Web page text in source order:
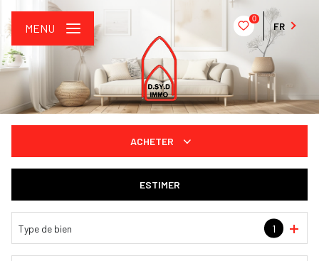
0
FR
MENU
ACHETER
ESTIMER
Type de bien 1